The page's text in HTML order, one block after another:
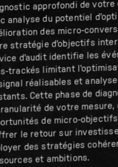
approfondi de votre
analyse du potentiel
des micro-
stratégie d'objectifs
d'audit identifie les
trackés limitant
réalisables et
Cette phase de
de votre
de micro-
le retour sur
des stratégies
et ambitions.